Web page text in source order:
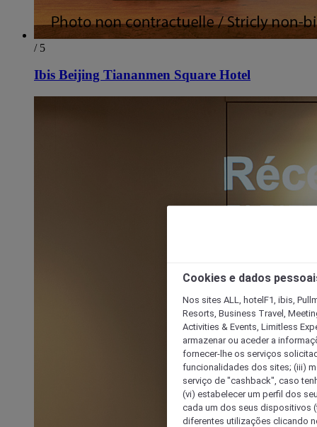
/ 5
Ibis Beijing Tiananmen Square Hotel
Cookies e dados
Nos sites ALL, hotelF1, ibis,
Resorts, Business Travel,
Activities & Events, Limitless
armazenar ou aceder a
fornecer-lhe os serviços
funcionalidades dos sites; (iii)
serviço de "cashback", caso
(vi) estabelecer um perfil dos
cada um dos seus dispositivos
diferentes utilizações clicando